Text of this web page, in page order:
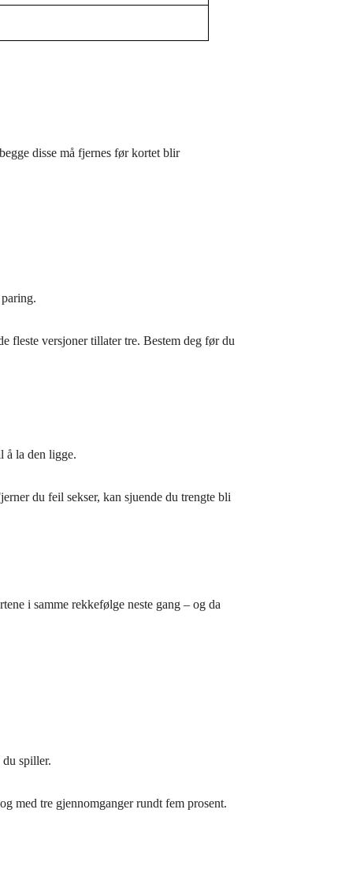
disse må fjernes før kortet blir
fleste versjoner tillater tre. Bestem deg før du
å la den ligge.
du feil sekser, kan sjuende du trengte bli
i samme rekkefølge neste gang – og da
du spiller.
med tre gjennomganger rundt fem prosent.